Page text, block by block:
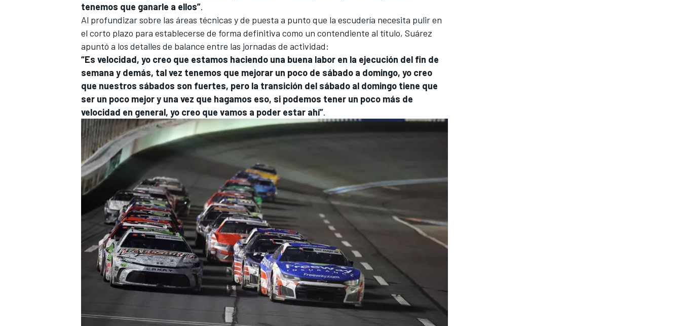
tenemos que ganarle a ellos”.
Al profundizar sobre las áreas técnicas y de puesta a punto que la escudería necesita pulir en
el corto plazo para establecerse de forma definitiva como un contendiente al título, Suárez
apuntó a los detalles de balance entre las jornadas de actividad:
“Es velocidad, yo creo que estamos haciendo una buena labor en la ejecución del fin de
semana y demás, tal vez tenemos que mejorar un poco de sábado a domingo, yo creo
que nuestros sábados son fuertes, pero la transición del sábado al domingo tiene que
ser un poco mejor y una vez que hagamos eso, si podemos tener un poco más de
velocidad en general, yo creo que vamos a poder estar ahí”.